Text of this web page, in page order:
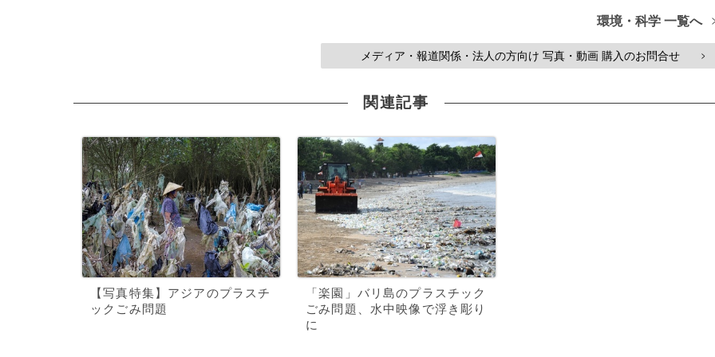
環境・科学 一覧へ
メディア・報道関係・法人の方向け 写真・動画 購入のお問合せ >
関連記事
【写真特集】アジアのプラスチ
ックごみ問題
「楽園」バリ島のプラスチック
ごみ問題、水中映像で浮き彫り
に